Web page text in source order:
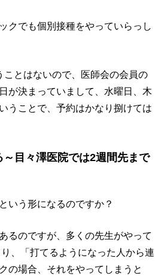
クでも個別接種をやっていらっし
とはないので、医師会の会員の
が決まっていまして、水曜日、木
うことで、予約はかなり捌けては
目々澤医院では2週間先まで
いう形になるのですか？
るのですが、多くの先生がやって
、「打てるようになった人から連
の場合、それをやってしまうと